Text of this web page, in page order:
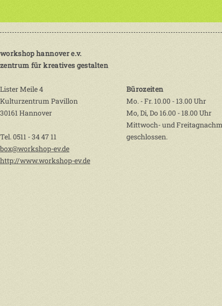
workshop hannover e.v.
zentrum für kreatives gestalten
Lister Meile 4
Kulturzentrum Pavillon
30161 Hannover
Tel. 0511 - 34 47 11
box@workshop-ev.de
http://www.workshop-ev.de
Bürozeiten
Mo. - Fr. 10.00 - 13.00 Uhr
Mo, Di, Do 16.00 - 18.00 Uhr
Mittwoch- und
geschlossen.